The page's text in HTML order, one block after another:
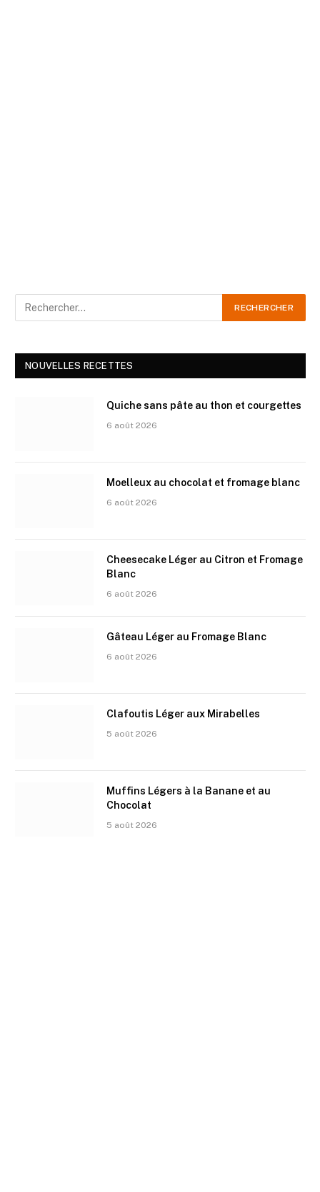
NOUVELLES RECETTES
Quiche sans pâte au thon et courgettes
6 août 2026
Moelleux au chocolat et fromage blanc
6 août 2026
Cheesecake Léger au Citron et Fromage
Blanc
6 août 2026
Gâteau Léger au Fromage Blanc
6 août 2026
Clafoutis Léger aux Mirabelles
5 août 2026
Muffins Légers à la Banane et au
Chocolat
5 août 2026